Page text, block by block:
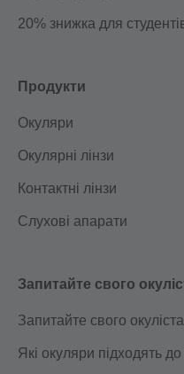
20% знижка для
Продукти
Окуляри
Окулярні лінзи
Контактні лінзи
Слухові апарати
Запитайте свого
Запитайте свого
Які окуляри підходять